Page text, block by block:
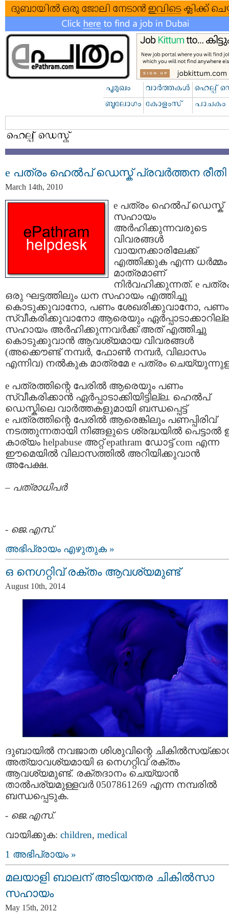
e പത്രം ഹെല്‍പ്‌ ഡെസ്ക് പ്രവര്‍ത്തന രീതി
March 14th, 2010
e പത്രം ഹെല്‍പ്‌ ഡെസ്ക്
സഹായം
അര്‍ഹിക്കുന്നവരുടെ
വിവരങ്ങള്‍
വായനക്കാരിലേക്ക്‌
എത്തിക്കുക എന്ന ധര്‍മ്മം
മാത്രമാണ്
നിര്‍വഹിക്കുന്നത്. e
ഒരു ഘട്ടത്തിലും ധന സഹായം എത്തിച്ചു
കൊടുക്കുവാനോ, പണം ശേഖരിക്കുവാനോ, പണം
സ്വീകരിക്കുവാനോ ആരെയും
സഹായം അര്‍ഹിക്കുന്നവര്‍ക്ക് അത് എത്തിച്ചു
കൊടുക്കുവാന്‍ ആവശ്യമായ വിവരങ്ങള്‍
(അക്കൌണ്ട് നമ്പര്‍, ഫോണ്‍ നമ്പര്‍, വിലാസം
എന്നിവ) നല്‍കുക മാത്രമേ e പത്രം
e പത്രത്തിന്റെ പേരില്‍ ആരെയും പണം
സ്വീകരിക്കാന്‍ ഏര്‍പ്പാടാക്കിയിട്ടില്ല. ഹെല്‍പ്‌
ഡെസ്കിലെ വാര്‍ത്തകളുമായി ബന്ധപ്പെട്ട്
e പത്രത്തിന്റെ പേരില്‍ ആരെങ്കിലും പണപ്പിരിവ്
നടത്തുന്നതായി നിങ്ങളുടെ ശ്രദ്ധയില്‍
കാര്യം helpabuse അറ്റ്‌ epathram ഡോട്ട് com എന്ന
ഈമെയില്‍ വിലാസത്തില്‍ അറിയിക്കുവാന്‍
അപേക്ഷ.
– പത്രാധിപര്‍
- ജെ.എസ്.
അഭിപ്രായം എഴുതുക »
ഒ നെഗറ്റിവ് രക്തം ആവശ്യമുണ്ട്
August 10th, 2014
ദുബായിൽ നവജാത ശിശുവിന്റെ
അത്യാവശ്യമായി ഒ നെഗറ്റിവ് രക്തം
ആവശ്യമുണ്ട്. രക്തദാനം ചെയ്യാൻ
താൽപര്യമുള്ളവർ 0507861269 എന്ന നമ്പരിൽ
ബന്ധപ്പെടുക.
- ജെ.എസ്.
വായിക്കുക: children, medical
1 അഭിപ്രായം »
മലയാളി ബാലന് അടിയന്തര ചികിൽസാ
സഹായം
May 15th, 2012